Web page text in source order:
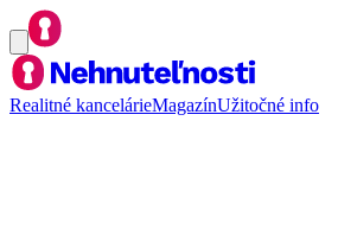
Realitné kancelárieMagazínUžitočné info